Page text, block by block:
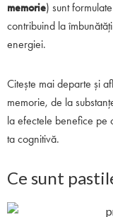
memorie) sunt
contribuind la
energiei.
Citește mai departe și
memorie, de la
la efectele benefice pe
ta cognitivă.
Ce sunt